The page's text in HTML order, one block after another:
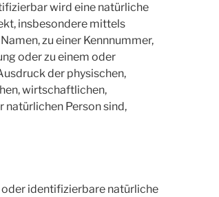
wird eine natürliche
insbesondere mittels
zu einer Kennnummer,
oder zu einem oder
der physischen,
wirtschaftlichen,
Person sind,
identifizierbare natürliche